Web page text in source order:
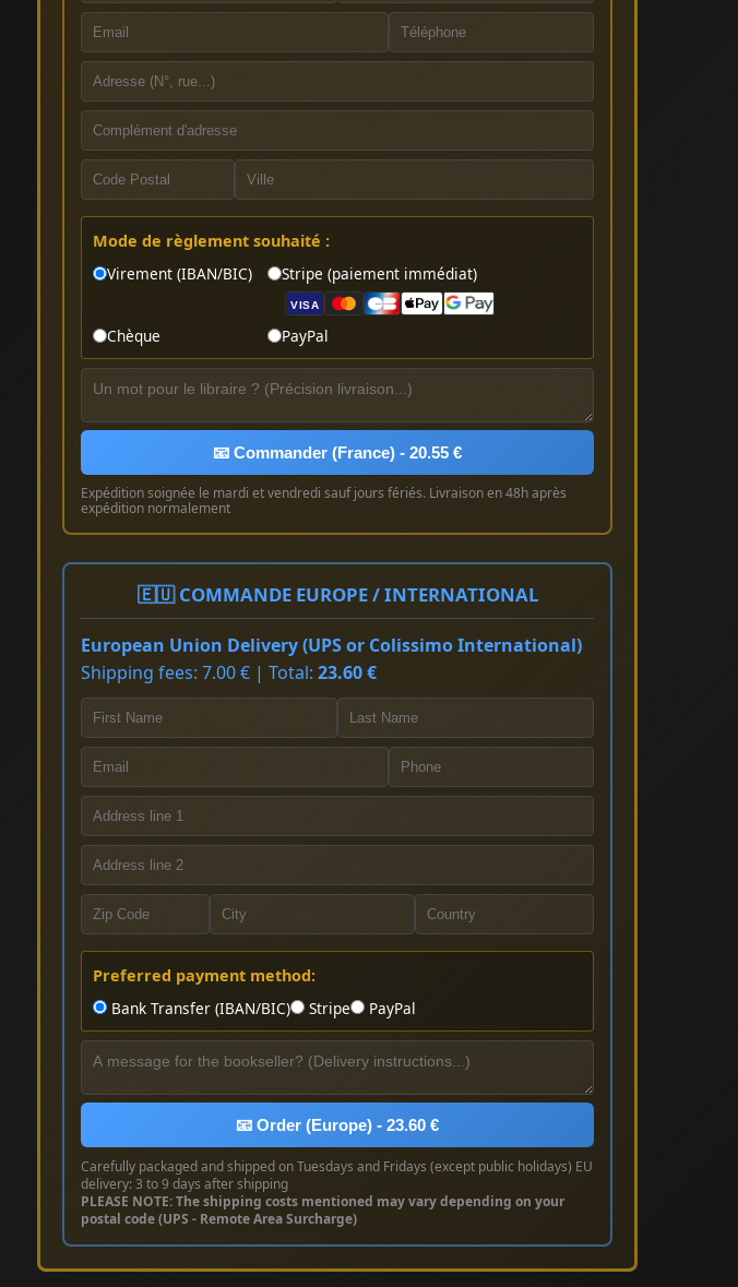
Mode de règlement souhaité :
Virement (IBAN/BIC)
Stripe (paiement immédiat)
VISA
Chèque PayPal
📧 Commander (France) - 20.55 €
Expédition soignée le mardi et vendredi sauf jours fériés. Livraison en 48h après
expédition normalement
🇪🇺 COMMANDE EUROPE / INTERNATIONAL
European Union Delivery (UPS or Colissimo International)
Shipping fees: 7.00 € | Total: 23.60 €
Preferred payment method:
Bank Transfer (IBAN/BIC)
Stripe PayPal
📧 Order (Europe) - 23.60 €
Carefully packaged and shipped on Tuesdays and Fridays (except public holidays) EU
delivery: 3 to 9 days after shipping
PLEASE NOTE: The shipping costs mentioned may vary depending on your
postal code (UPS - Remote Area Surcharge)